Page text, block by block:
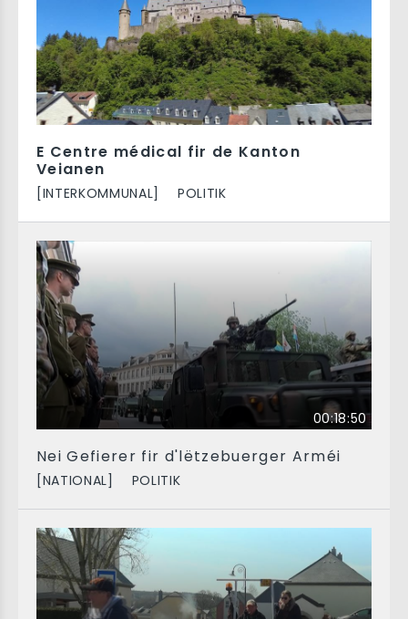
E Centre médical fir de Kanton
Veianen
[INTERKOMMUNAL] POLITIK
00:18:50
Nei Gefierer fir d'lëtzebuerger Arméi
[NATIONAL] POLITIK